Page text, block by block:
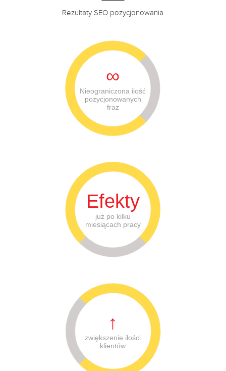
Rezultaty SEO pozycjonowania
∞
Nieograniczona ilość
pozycjonowanych
fraz
Efekty
już po kilku
miesiącach pracy
↑
zwiększenie ilości
klientów